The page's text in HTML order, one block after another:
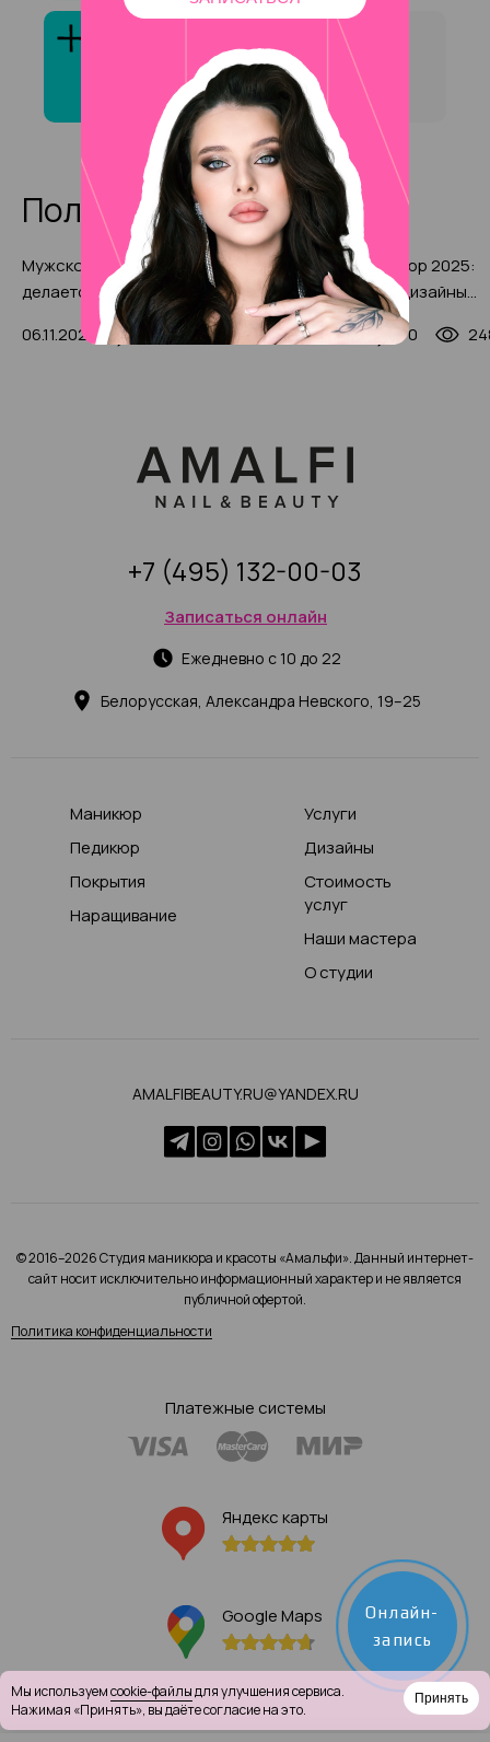
Клиенты обычно довольны
услугой «Окрашивание
бровей хной»?
Полезные статьи
Мужской маникюр 2025: как
делается и лучшие средства
(200 фото)
06.11.2024 0 7416
Золотой маникюр 2025:
бесподобные дизайны
«золотых» ногтей с
примерами
13.11.2024 0
Белорусская, Александра Невского, 19–25
Ежедневно с 10 до 22
Записаться онлайн
+7 (495) 132-00-03
Маникюр
Педикюр
Покрытия
Наращивание
Услуги
Дизайны
Стоимость
услуг
Наши мастера
О студии
AMALFIBEAUTY.RU@YANDEX.RU
© 2016–2026 Студия маникюра и красоты «Амальфи». Данный интернет-
сайт носит исключительно информационный характер и не является
публичной офертой.
Политика конфиденциальности
Платежные системы
Яндекс карты
Google Maps
Онлайн-
запись
Мы используемcookie-файлыдля улучшения сервиса.
Нажимая «Принять», вы даёте согласие на это.
Принять